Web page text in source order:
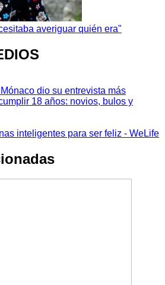
averiguar quién era"
dio su entrevista más
18 años: novios, bulos y
inteligentes para ser feliz - WeLife